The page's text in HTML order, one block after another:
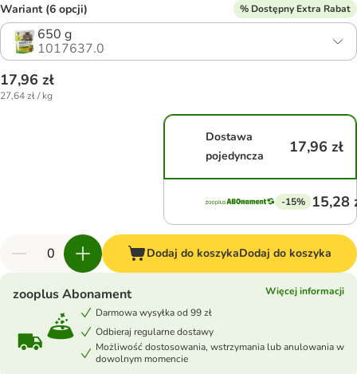
Wariant (6 opcji) % Dostępny Extra Rabat
650 g
1017637.0
17,96 zł
27,64 zł / kg
Dostawa
pojedyncza
17,96 zł
-15% 15,28
Dodaj do koszykaDodaj do koszyka
zooplus Abonament
Więcej informacji
Darmowa wysyłka od 99 zł
Odbieraj regularne dostawy
Możliwość dostosowania, wstrzymania lub anulowania w
dowolnym momencie